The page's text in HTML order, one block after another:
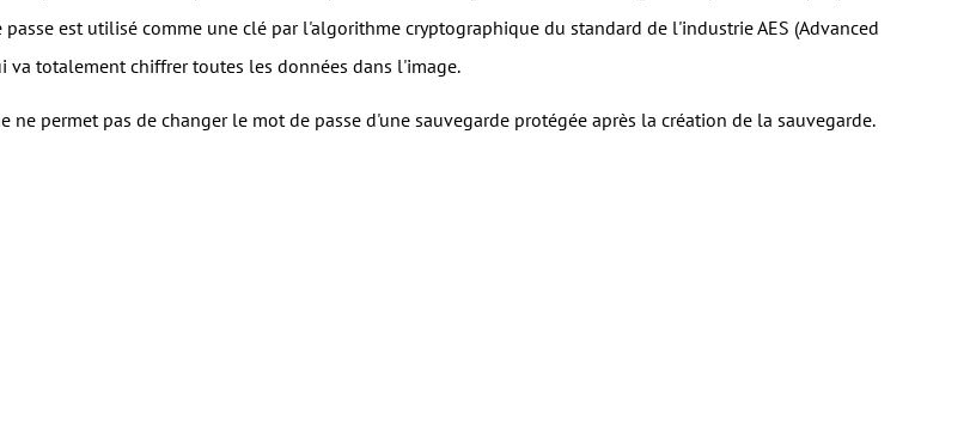
passe est utilisé comme une clé par l'algorithme cryptographique du standard de l'industrie AES (Advanced
va totalement chiffrer toutes les données dans l'image.
ne permet pas de changer le mot de passe d'une sauvegarde protégée après la création de la sauvegarde.